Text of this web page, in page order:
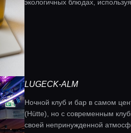
экологичных блюдах,
LUGECK-ALM
Ночной клуб и бар в самом
(Hütte), но с современным
своей непринужденной